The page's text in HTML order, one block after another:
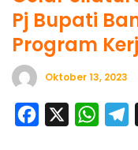
Pj Bupati
Program
Oktober 13, 2023
W